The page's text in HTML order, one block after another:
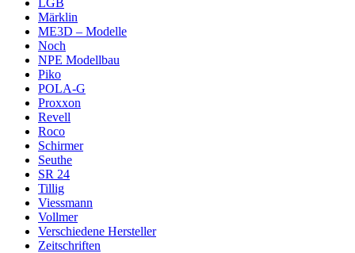
LGB
Märklin
ME3D – Modelle
Noch
NPE Modellbau
Piko
POLA-G
Proxxon
Revell
Roco
Schirmer
Seuthe
SR 24
Tillig
Viessmann
Vollmer
Verschiedene Hersteller
Zeitschriften